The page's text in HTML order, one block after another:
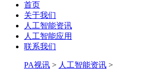
首页
关于我们
人工智能资讯
人工智能应用
联系我们
PA视讯 > 人工智能资讯 >